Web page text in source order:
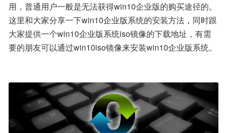
用，普通用户一般是无法获得win10企业版的购买途径的。
这里和大家分享一下win10企业版系统的安装方法，同时跟
大家提供一个win10企业版系统iso镜像的下载地址，有需
要的朋友可以通过win10iso镜像来安装win10企业版系统。